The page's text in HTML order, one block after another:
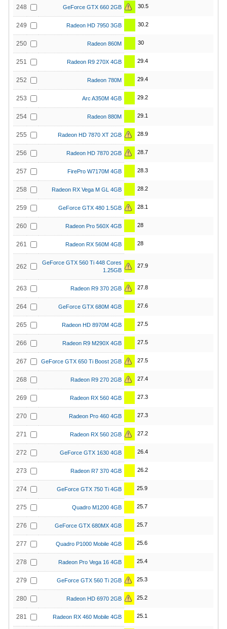
248 GeForce GTX 660 2GB 30.5
249 Radeon HD 7950 3GB 30.2
250 Radeon 860M 30
251 Radeon R9 270X 4GB 29.4
252 Radeon 780M 29.4
253 Arc A350M 4GB 29.2
254 Radeon 880M 29.1
255 Radeon HD 7870 XT 2GB 28.9
256 Radeon HD 7870 2GB 28.7
257 FirePro W7170M 4GB 28.3
258 Radeon RX Vega M GL 4GB 28.2
259 GeForce GTX 480 1.5GB 28.1
260 Radeon Pro 560X 4GB 28
261 Radeon RX 560M 4GB 28
262
GeForce GTX 560 Ti 448 Cores
1.25GB
27.9
263 Radeon R9 370 2GB 27.8
264 GeForce GTX 680M 4GB 27.6
265 Radeon HD 8970M 4GB 27.5
266 Radeon R9 M290X 4GB 27.5
267 GeForce GTX 650 Ti Boost 2GB 27.5
268 Radeon R9 270 2GB 27.4
269 Radeon RX 560 4GB 27.3
270 Radeon Pro 460 4GB 27.3
271 Radeon RX 560 2GB 27.2
272 GeForce GTX 1630 4GB 26.4
273 Radeon R7 370 4GB 26.2
274 GeForce GTX 750 Ti 4GB 25.9
275 Quadro M1200 4GB 25.7
276 GeForce GTX 680MX 4GB 25.7
277 Quadro P1000 Mobile 4GB 25.6
278 Radeon Pro Vega 16 4GB 25.4
279 GeForce GTX 560 Ti 2GB 25.3
280 Radeon HD 6970 2GB 25.2
281 Radeon RX 460 Mobile 4GB 25.1